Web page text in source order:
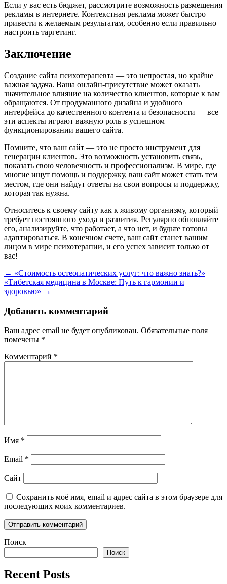
Если у вас есть бюджет, рассмотрите возможность размещения
рекламы в интернете. Контекстная реклама может быстро
привести к желаемым результатам, особенно если правильно
настроить таргетинг.
Заключение
Создание сайта психотерапевта — это непростая, но крайне
важная задача. Ваша онлайн-присутствие может оказать
значительное влияние на количество клиентов, которые к вам
обращаются. От продуманного дизайна и удобного
интерфейса до качественного контента и безопасности — все
эти аспекты играют важную роль в успешном
функционировании вашего сайта.
Помните, что ваш сайт — это не просто инструмент для
генерации клиентов. Это возможность установить связь,
показать свою человечность и профессионализм. В мире, где
многие ищут помощь и поддержку, ваш сайт может стать тем
местом, где они найдут ответы на свои вопросы и поддержку,
которая так нужна.
Относитесь к своему сайту как к живому организму, который
требует постоянного ухода и развития. Регулярно обновляйте
его, анализируйте, что работает, а что нет, и будьте готовы
адаптироваться. В конечном счете, ваш сайт станет вашим
лицом в мире психотерапии, и его успех зависит только от
вас!
Навигация
по
записям
← «Стоимость остеопатических услуг: что важно знать?»
«Тибетская медицина в Москве: Путь к гармонии и
здоровью» →
Добавить комментарий
Ваш адрес email не будет опубликован. Обязательные поля
помечены *
Комментарий *
Имя *
Email *
Сайт
Сохранить моё имя, email и адрес сайта в этом браузере для
последующих моих комментариев.
Поиск
Поиск
Recent Posts